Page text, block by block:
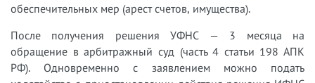
обеспечительных мер (арест счетов, имущества).
После получения решения УФНС — 3 месяца на
обращение в арбитражный суд (часть 4 статьи 198 АПК
РФ). Одновременно с заявлением можно подать